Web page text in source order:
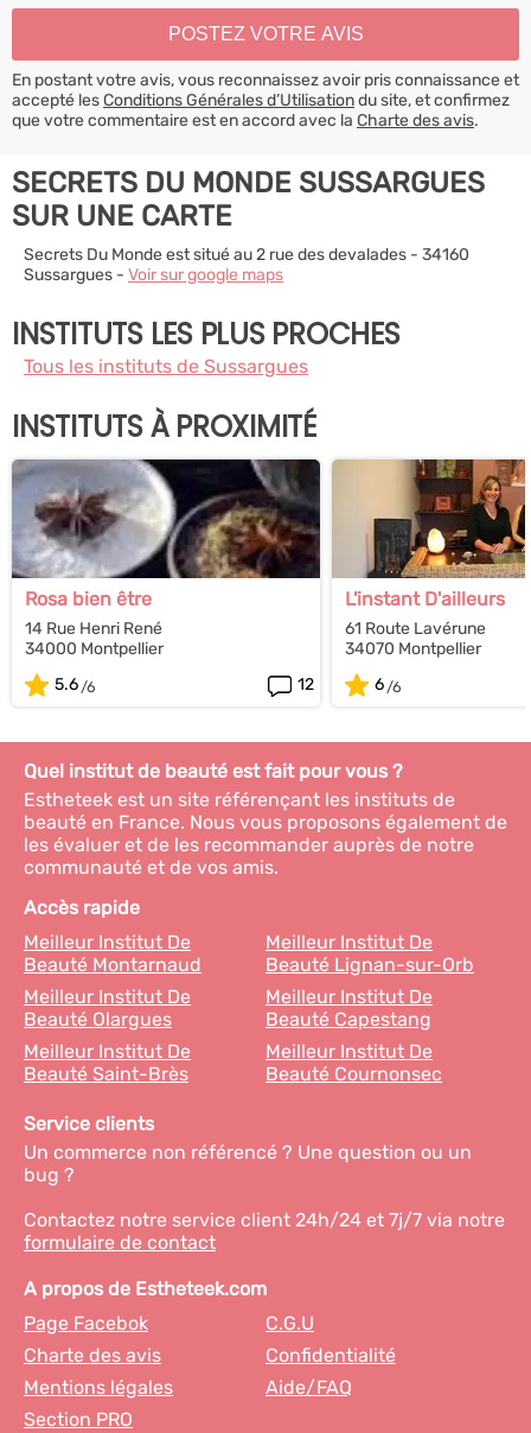
En postant votre avis, vous reconnaissez avoir pris connaissance et
accepté lesConditions Générales d’Utilisationdu site, et confirmez
que votre commentaire est en accord avec la Charte des avis.
SECRETS DU MONDE SUSSARGUES
SUR UNE CARTE
Secrets Du Monde est situé au 2 rue des devalades - 34160
Sussargues - Voir sur google maps
INSTITUTS LES PLUS PROCHES
Tous les instituts de Sussargues
INSTITUTS À PROXIMITÉ
Rosa bien être
14 Rue Henri René
34000 Montpellier
5.6
12
L'instant D'ailleurs
61 Route Lavérune
34070 Montpellier
6
Quel institut de beauté est fait pour vous ?
Estheteek est un site référençant les instituts de
beauté en France. Nous vous proposons également de
les évaluer et de les recommander auprès de notre
communauté et de vos amis.
Accès rapide
Meilleur Institut De
Beauté Montarnaud
Meilleur Institut De
Beauté Lignan-sur-Orb
Meilleur Institut De
Beauté Olargues
Meilleur Institut De
Beauté Capestang
Meilleur Institut De
Beauté Saint-Brès
Meilleur Institut De
Beauté Cournonsec
Service clients
Un commerce non référencé ? Une question ou un
bug ?
Contactez notre service client 24h/24 et 7j/7 via notre
formulaire de contact
A propos de Estheteek.com
Page Facebok
C.G.U
Charte des avis
Confidentialité
Mentions légales
Aide/FAQ
Section PRO